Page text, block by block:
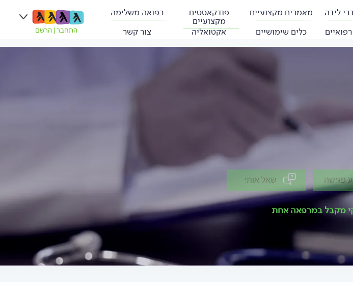
לידה מאמרים מקצועיים פודקאסטים
מקצועיים
רפואה משלימה
כלים שימושיים אקטואליה צור קשר התחבר הרשם
פגישה שאל אותי
מקבל במרפאה אחת